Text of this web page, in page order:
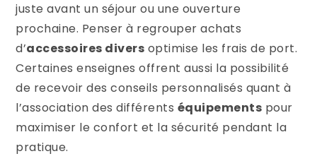
juste avant un séjour ou une ouverture
prochaine. Penser à regrouper achats
d’accessoires divers optimise les frais de port.
Certaines enseignes offrent aussi la possibilité
de recevoir des conseils personnalisés quant à
l’association des différents équipements pour
maximiser le confort et la sécurité pendant la
pratique.